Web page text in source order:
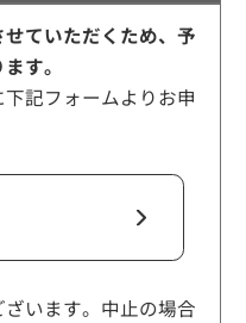
ていただくため、予
す。
記フォームよりお申
います。中止の場合